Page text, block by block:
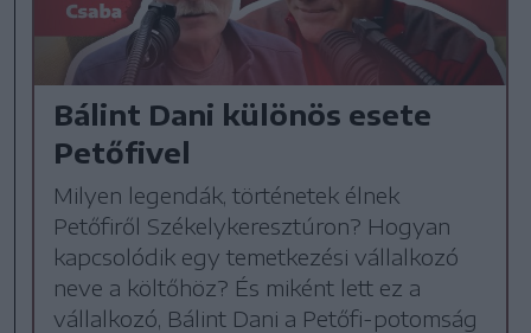
Bálint Dani különös esete
Petőfivel
Milyen legendák, történetek élnek
Petőfiről Székelykeresztúron? Hogyan
kapcsolódik egy temetkezési vállalkozó
neve a költőhöz? És miként lett ez a
vállalkozó, Bálint Dani a Petőfi-potomság